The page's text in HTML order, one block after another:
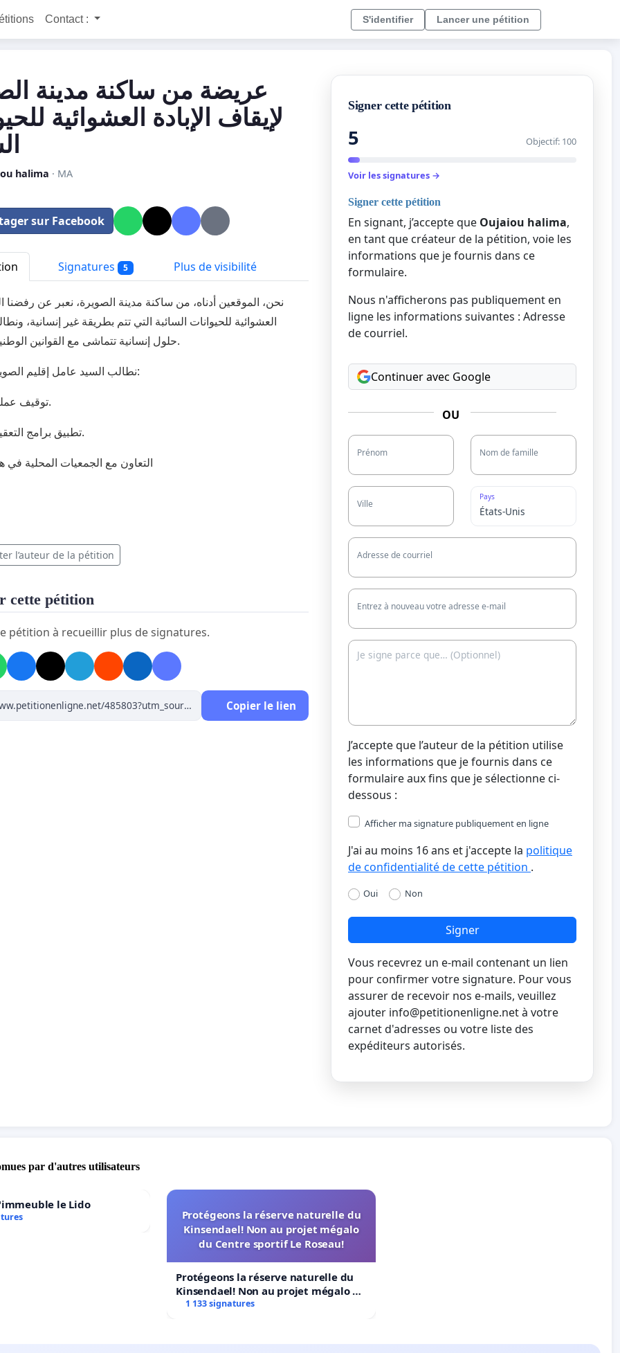
Contact : S'identifier Lancer une pétition
عريضة من ساكنة مدينة
لإيقاف الإبادة العشوائية
halima · MA
sur Facebook
Signatures 5 Plus de visibilité
نحن، الموقعين أدناه، من ساكنة مدينة الصويرة، نعبر عن رفضنا
العشوائية للحيوانات السائبة التي تتم بطريقة غير إنسانية،
حلول إنسانية تتماشى مع القوانين الوطنية والدولية.
نطالب السيد عامل إقليم الصويرة بما يلي:
توقيف عمليات الإبادة.
تطبيق برامج التعقيم والتلقيح.
التعاون مع الجمعيات المحلية في
l’auteur de la pétition
cette pétition
pétition à recueillir plus de signatures.
Copier le lien
Signer cette pétition
5 Objectif: 100
Voir les signatures →
Signer cette pétition
En signant, j’accepte que Oujaiou halima,
en tant que créateur de la pétition, voie les
informations que je fournis dans ce
formulaire.
Nous n'afficherons pas publiquement en
ligne les informations suivantes : Adresse
de courriel.
Continuer avec Google
OU
Prénom Nom de famille
Ville
Pays
Adresse de courriel
Entrez à nouveau votre adresse e-mail
J’accepte que l’auteur de la pétition utilise
les informations que je fournis dans ce
formulaire aux fins que je sélectionne ci-
dessous :
Afficher ma signature publiquement en ligne
J'ai au moins 16 ans et j'accepte la politique
de confidentialité de cette pétition .
Oui Non
Signer
Vous recevrez un e-mail contenant un lien
pour confirmer votre signature. Pour vous
assurer de recevoir nos e-mails, veuillez
ajouter info@petitionenligne.netà votre
carnet d'adresses ou votre liste des
expéditeurs autorisés.
par d'autres utilisateurs
le Lido
Protégeons la réserve naturelle du
Kinsendael! Non au projet mégalo
du Centre sportif Le Roseau!
Protégeons la réserve naturelle du
Kinsendael! Non au projet mégalo du
Centre sportif Le Roseau!
1 133 signatures